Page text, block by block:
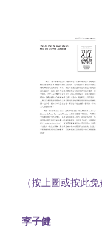
（按上圖或按此免
李子健